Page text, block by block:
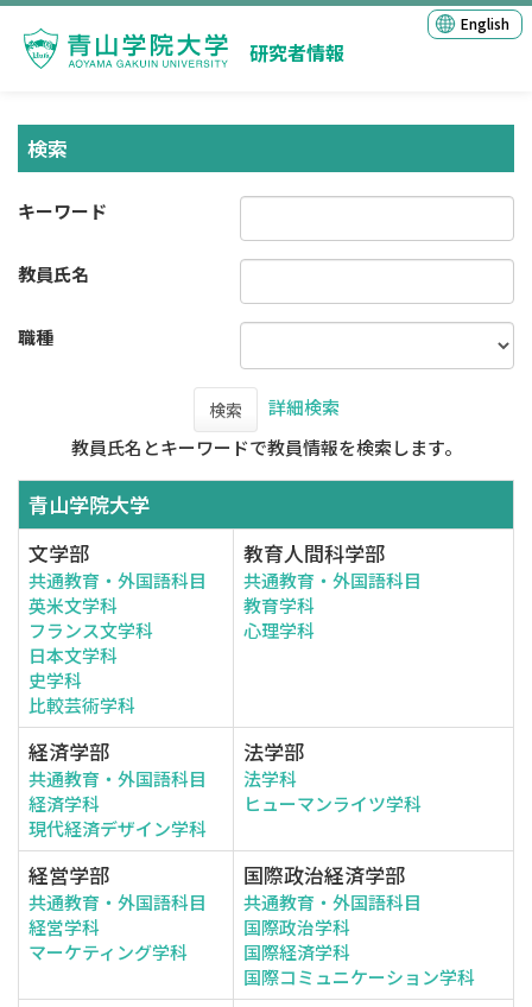
研究者情報
English
検索
キーワード
教員氏名
職種
検索
詳細検索
教員氏名とキーワードで教員情報を検索します。
青山学院大学
文学部
共通教育・外国語科目
英米文学科
フランス文学科
日本文学科
史学科
比較芸術学科
教育人間科学部
共通教育・外国語科目
教育学科
心理学科
経済学部
共通教育・外国語科目
経済学科
現代経済デザイン学科
法学部
法学科
ヒューマンライツ学科
経営学部
共通教育・外国語科目
経営学科
マーケティング学科
国際政治経済学部
共通教育・外国語科目
国際政治学科
国際経済学科
国際コミュニケーション学科